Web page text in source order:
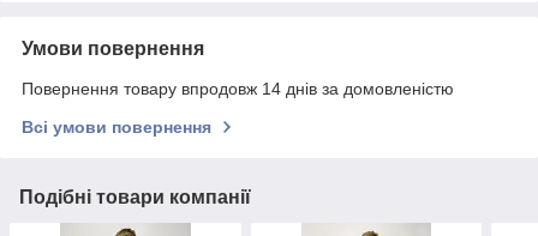
Умови повернення
Повернення товару впродовж 14 днів за домовленістю
Всі умови повернення
Подібні товари компанії